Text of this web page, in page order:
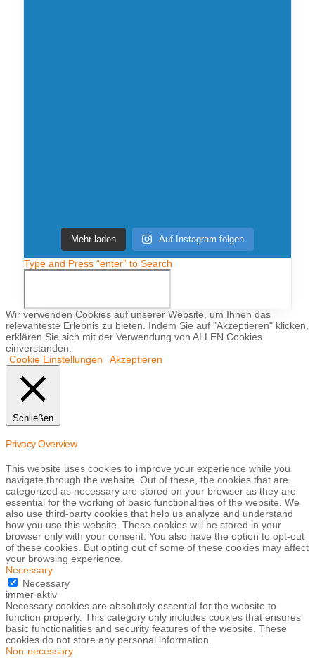
Mehr laden Auf Instagram folgen
Type and Press “enter” to Search
Wir verwenden Cookies auf unserer Website, um Ihnen das
relevanteste Erlebnis zu bieten. Indem Sie auf "Akzeptieren" klicken,
erklären Sie sich mit der Verwendung von ALLEN Cookies
einverstanden.
Cookie Einstellungen
Akzeptieren
Schließen
Privacy Overview
This website uses cookies to improve your experience while you
navigate through the website. Out of these, the cookies that are
categorized as necessary are stored on your browser as they are
essential for the working of basic functionalities of the website. We
also use third-party cookies that help us analyze and understand
how you use this website. These cookies will be stored in your
browser only with your consent. You also have the option to opt-out
of these cookies. But opting out of some of these cookies may affect
your browsing experience.
Necessary
Necessary
immer aktiv
Necessary cookies are absolutely essential for the website to
function properly. This category only includes cookies that ensures
basic functionalities and security features of the website. These
cookies do not store any personal information.
Non-necessary